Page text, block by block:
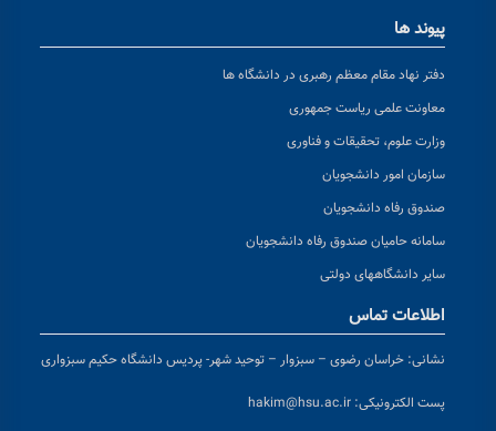
پیوند ها
دفتر نهاد مقام معظم رهبری در دانشگاه ها
معاونت علمی ریاست جمهوری
وزارت علوم، تحقیقات و فناوری
سازمان امور دانشجویان
صندوق رفاه دانشجویان
سامانه حامیان صندوق رفاه دانشجویان
سایر دانشگاههای دولتی
اطلاعات تماس
نشانی: خراسان رضوی – سبزوار – توحید شهر- پردیس دانشگاه حکیم سبزواری
پست الکترونیکی: hakim@hsu.ac.ir